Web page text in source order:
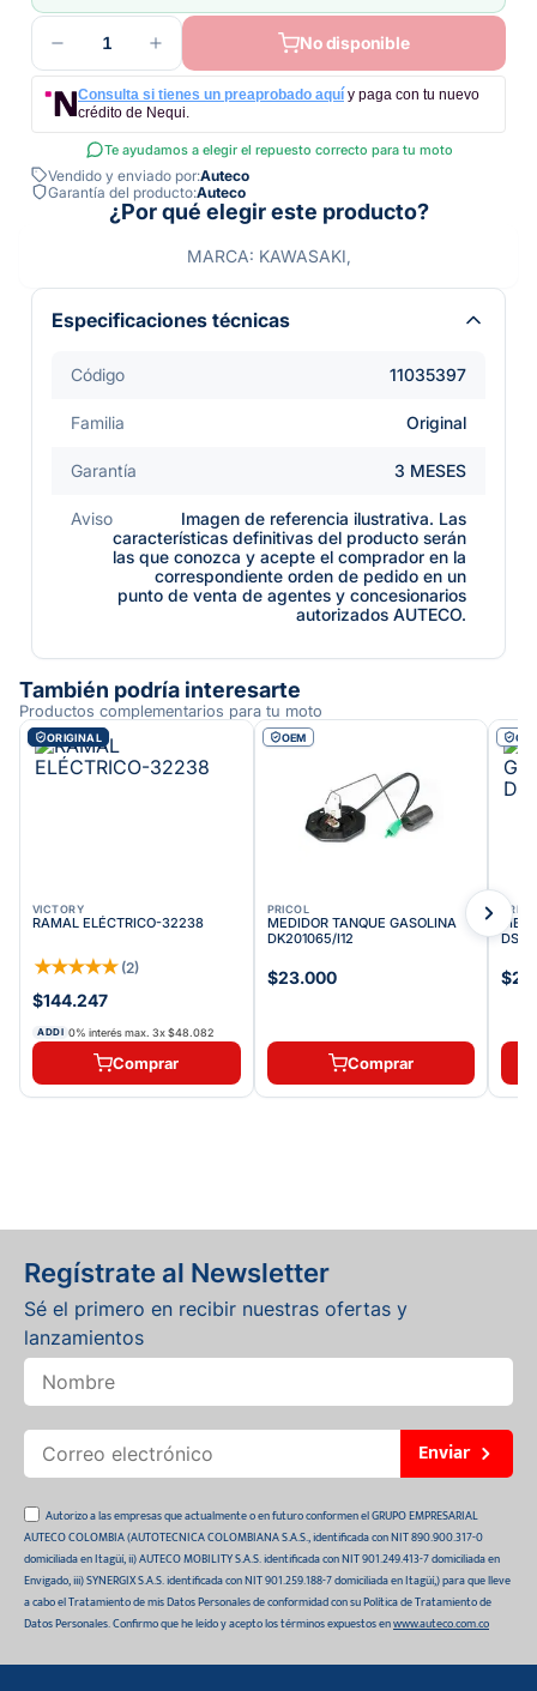
1 No disponible
Consulta si tienes un preaprobado aquí y paga con tu nuevo
crédito de Nequi.
Te ayudamos a elegir el repuesto correcto para tu moto
Vendido y enviado por:Auteco
Garantía del producto:Auteco
¿Por qué elegir este producto?
MARCA: KAWASAKI,
Especificaciones técnicas
Código 11035397
Familia Original
Garantía 3 MESES
Aviso
Imagen de referencia ilustrativa. Las
características definitivas del producto serán
las que conozca y acepte el comprador en la
correspondiente orden de pedido en un
punto de venta de agentes y concesionarios
autorizados AUTECO.
También podría interesarte
Productos complementarios para tu moto
ORIGINAL
VICTORY
RAMAL ELÉCTRICO-32238
★★★★★ (2)
$144.247
ADDI 0% interés max. 3x$48.082
Comprar
OEM
PRICOL
MEDIDOR TANQUE GASOLINA
DK201065/I12
$23.000
Comprar
Regístrate al Newsletter
Sé el primero en recibir nuestras ofertas y
lanzamientos
Enviar
Autorizo a las empresas que actualmente o en futuro conformen el GRUPO EMPRESARIAL
AUTECO COLOMBIA (AUTOTECNICA COLOMBIANA S.A.S., identificada con NIT 890.900.317-0
domiciliada en Itagüí, ii) AUTECO MOBILITY S.A.S. identificada con NIT 901.249.413-7 domiciliada en
Envigado, iii) SYNERGIX S.A.S. identificada con NIT 901.259.188-7 domiciliada en Itagüí,) para que lleve
a cabo el Tratamiento de mis Datos Personales de conformidad con su Política de Tratamiento de
Datos Personales. Confirmo que he leído y acepto los términos expuestos enwww.auteco.com.co